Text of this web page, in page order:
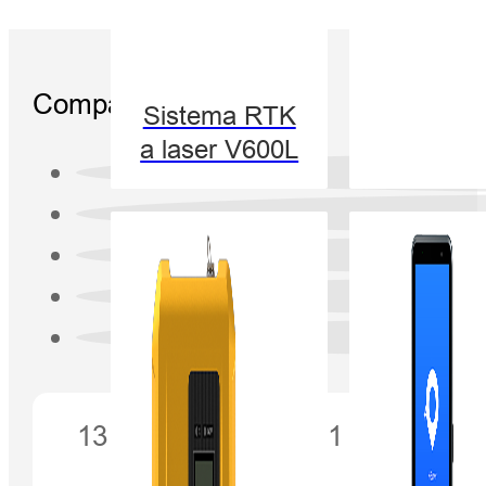
Sistema RTK
a laser V600L
Compartilhar:
13 de janeiro de 2021